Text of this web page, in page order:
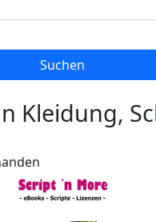
Suchen
Kleidung,